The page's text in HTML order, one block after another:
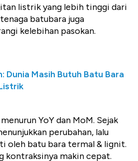
listrik yang lebih tinggi dari
batubara juga
kelebihan pasokan.
Dunia Masih Butuh Batu Bara
YoY dan MoM. Sejak
perubahan, lalu
oleh batu bara termal & lignit.
kontraksinya makin cepat.